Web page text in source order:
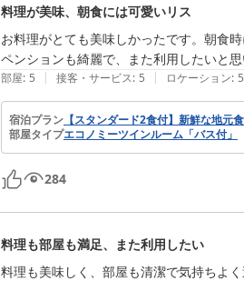
料理が美味、朝食には可愛いリス
お料理がとても美味しかったです。朝食
ペンションも綺麗で、また利用したいと思
部屋: 5 | 接客・サービス: 5 | ロケーション: 5
宿泊プラン 【スタンダード2食付】新鮮な地元
部屋タイプエコノミーツインルーム「バス付」
284
料理も部屋も満足、また利用したい
料理も美味しく、部屋も清潔で気持ちよく